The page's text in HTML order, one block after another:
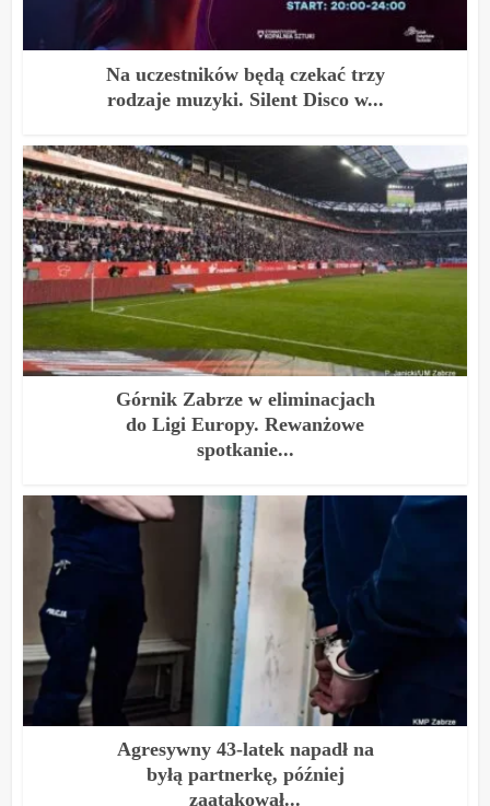
Na uczestników będą czekać trzy
rodzaje muzyki. Silent Disco w...
Górnik Zabrze w eliminacjach
do Ligi Europy. Rewanżowe
spotkanie...
Agresywny 43-latek napadł na
byłą partnerkę, później
zaatakował...